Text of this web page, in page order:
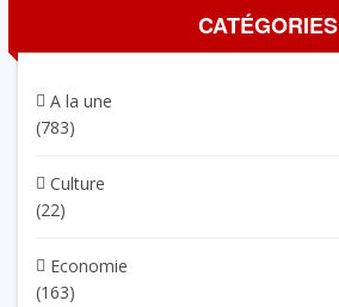
CATÉGORIES
A la une
(783)
Culture
(22)
Economie
(163)